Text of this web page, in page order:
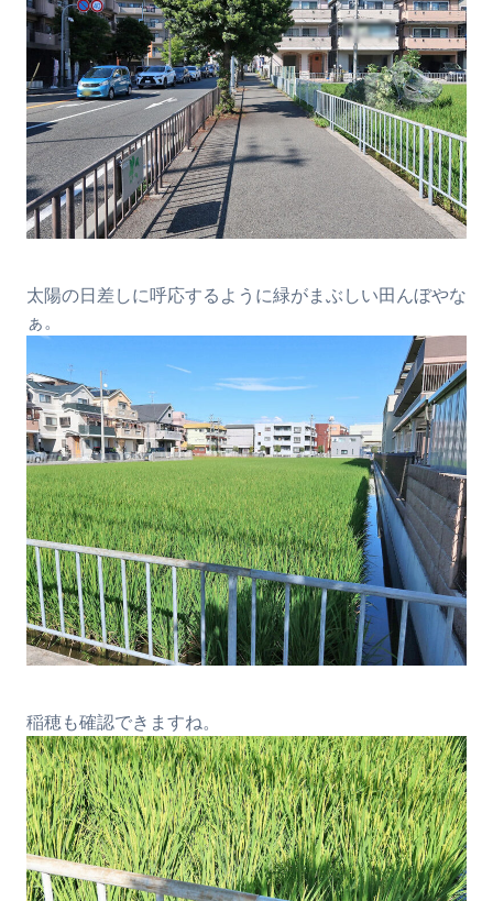
太陽の日差しに呼応するように緑がまぶしい田んぼやな
ぁ。
稲穂も確認できますね。